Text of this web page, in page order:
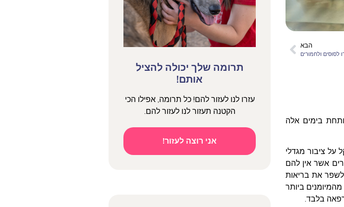
הבא
לסוסים ולחמורים
בימים אלה
על ציבור מגדלי
אשר אין להם
לשפר את בריאות
ביותר
בלבד.
תרומה שלך יכולה להציל
אותם!
עזרו לנו לעזור להם! כל תרומה, אפילו הכי
הקטנה תעזור לנו לעזור להם.
אני רוצה לעזור!